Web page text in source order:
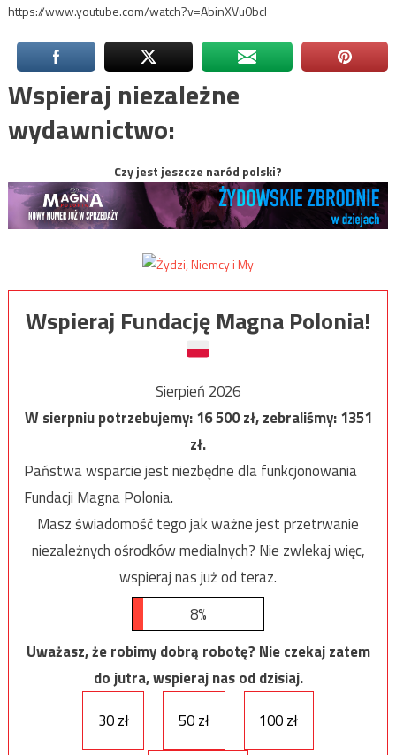
https://www.youtube.com/watch?v=AbinXVu0bcI
Wspieraj niezależne
wydawnictwo:
Czy jest jeszcze naród polski?
Wspieraj Fundację Magna Polonia!
Sierpień 2026
W sierpniu potrzebujemy:16 500zł, zebraliśmy:1351
zł.
Państwa wsparcie jest niezbędne dla funkcjonowania
Fundacji Magna Polonia.
Masz świadomość tego jak ważne jest przetrwanie
niezależnych ośrodków medialnych? Nie zwlekaj więc,
wspieraj nas już od teraz.
8%
Uważasz, że robimy dobrą robotę? Nie czekaj zatem
do jutra, wspieraj nas od dzisiaj.
30 zł
50 zł 100 zł